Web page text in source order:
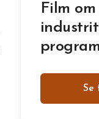
Film om
Se